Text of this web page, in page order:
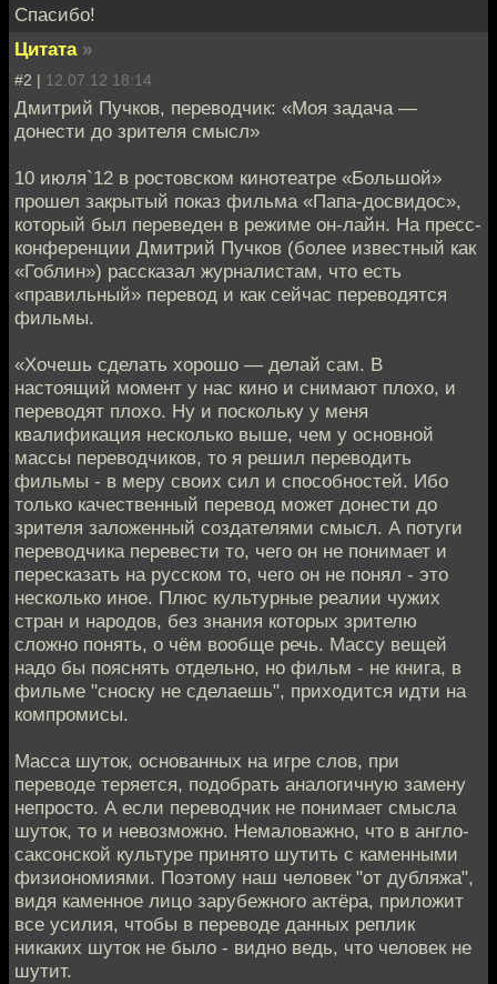
Спасибо!
Цитата »
#2 | 12.07.12 18:14
Дмитрий Пучков, переводчик: «Моя задача —
донести до зрителя смысл»
10 июля`12 в ростовском кинотеатре «Большой»
прошел закрытый показ фильма «Папа-досвидос»,
который был переведен в режиме он-лайн. На пресс-
конференции Дмитрий Пучков (более известный как
«Гоблин») рассказал журналистам, что есть
«правильный» перевод и как сейчас переводятся
фильмы.
«Хочешь сделать хорошо — делай сам. В
настоящий момент у нас кино и снимают плохо, и
переводят плохо. Ну и поскольку у меня
квалификация несколько выше, чем у основной
массы переводчиков, то я решил переводить
фильмы - в меру своих сил и способностей. Ибо
только качественный перевод может донести до
зрителя заложенный создателями смысл. А потуги
переводчика перевести то, чего он не понимает и
пересказать на русском то, чего он не понял - это
несколько иное. Плюс культурные реалии чужих
стран и народов, без знания которых зрителю
сложно понять, о чём вообще речь. Массу вещей
надо бы пояснять отдельно, но фильм - не книга, в
фильме "сноску не сделаешь", приходится идти на
компромисы.
Масса шуток, основанных на игре слов, при
переводе теряется, подобрать аналогичную замену
непросто. А если переводчик не понимает смысла
шуток, то и невозможно. Немаловажно, что в англо-
саксонской культуре принято шутить с каменными
физиономиями. Поэтому наш человек "от дубляжа",
видя каменное лицо зарубежного актёра, приложит
все усилия, чтобы в переводе данных реплик
никаких шуток не было - видно ведь, что человек не
шутит.